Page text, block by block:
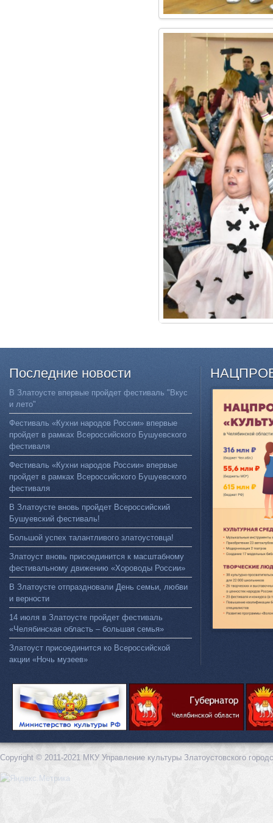
Последние новости
В Златоусте впервые пройдет фестиваль "Вкус
и лето"
Фестиваль «Кухни народов России» впервые
пройдет в рамках Всероссийского Бушуевского
фестиваля
Фестиваль «Кухни народов России» впервые
пройдет в рамках Всероссийского Бушуевского
фестиваля
В Златоусте вновь пройдет Всероссийский
Бушуевский фестиваль!
Большой успех талантливого златоустовца!
Златоуст вновь присоединится к масштабному
фестивальному движению «Хороводы России»
В Златоусте отпраздновали День семьи, любви
и верности
14 июля в Златоусте пройдет фестиваль
«Челябинская область – большая семья»
Златоуст присоединится ко Всероссийской
акции «Ночь музеев»
Copyright © 2011-2021 МКУ Управление культуры Златоустовского